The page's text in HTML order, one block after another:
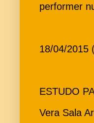
performer
18/04/2015
ESTUDO
Vera Sala